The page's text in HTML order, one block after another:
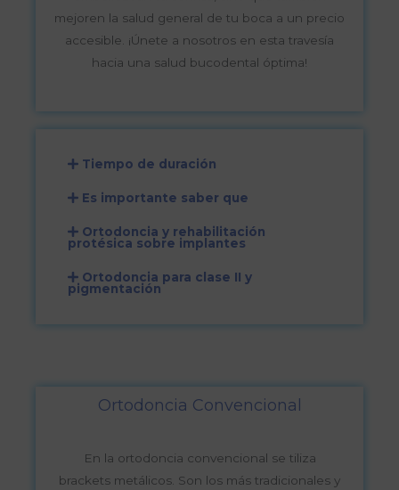
mejoren la salud general de tu boca a un precio
accesible. ¡Únete a nosotros en esta travesía
hacia una salud bucodental óptima!
Tiempo de duración
Es importante saber que
Ortodoncia y rehabilitación
protésica sobre implantes
Ortodoncia para clase II y
pigmentación
Ortodoncia Convencional
En la ortodoncia convencional se tiliza
brackets metálicos. Son los más tradicionales y